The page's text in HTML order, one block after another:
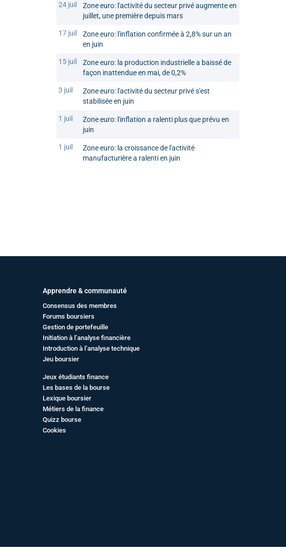
24 juil
Zone euro: l'activité du secteur privé augmente en
juillet, une première depuis mars
17 juil
Zone euro: l'inflation confirmée à 2,8% sur un an
en juin
15 juil
Zone euro: la production industrielle a baissé de
façon inattendue en mai, de 0,2%
3 juil
Zone euro: l'activité du secteur privé s'est
stabilisée en juin
1 juil
Zone euro: l'inflation a ralenti plus que prévu en
juin
1 juil
Zone euro: la croissance de l'activité
manufacturière a ralenti en juin
Apprendre & communauté
Consensus des membres
Forums boursiers
Gestion de portefeuille
Initiation à l’analyse financière
Introduction à l’analyse technique
Jeu boursier
Jeux étudiants finance
Les bases de la bourse
Lexique boursier
Métiers de la finance
Quizz bourse
Cookies